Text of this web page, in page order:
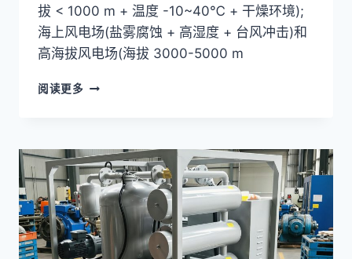
典
型
案
例
拔 < 1000 m + 温度 -10~40℃ + 干燥环境);
海上风电场(盐雾腐蚀 + 高湿度 + 台风冲击)和
高海拔风电场(海拔 3000-5000 m
阅读更多 双
滤
油
机
风
电
行
业